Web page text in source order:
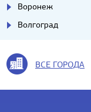
Воронеж
Волгоград
ВСЕ ГОРОДА